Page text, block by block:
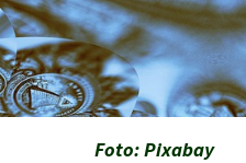
Foto: Pixabay